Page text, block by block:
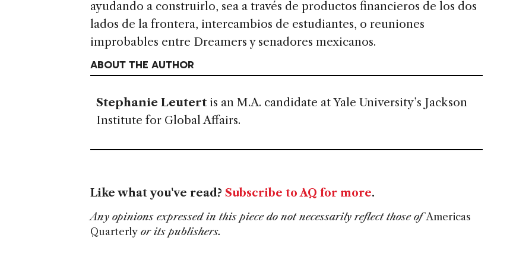
ayudando a construirlo, sea a través de productos financieros de los dos
lados de la frontera, intercambios de estudiantes, o reuniones
improbables entre Dreamers y senadores mexicanos.
ABOUT THE AUTHOR
Stephanie Leutert is an M.A. candidate at Yale University’s Jackson
Institute for Global Affairs.
Like what you've read? Subscribe to AQ for more.
Any opinions expressed in this piece do not necessarily reflect those ofAmericas
Quarterly or its publishers.